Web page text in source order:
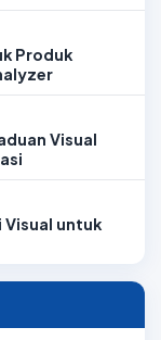
Produk
Visual
Visual untuk